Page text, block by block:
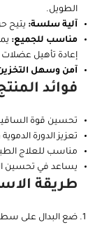
الطويل.
آلية سلسة: يتيح
مناسب للجميع:
إعادة تأهيل
آمن وسهل
فوائد
تحسين قوة
تعزيز الدورة
مناسب للعلاج
يساعد في تحسين
طريقة
ضع البدال على